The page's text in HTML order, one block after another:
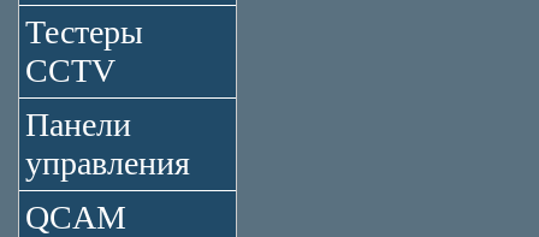
Тестеры
CCTV
Панели
управления
QCAM